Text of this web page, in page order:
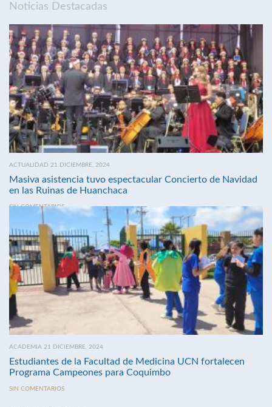
Noticias Destacadas
ACTUALIDAD 21 DICIEMBRE, 2024
Masiva asistencia tuvo espectacular Concierto de Navidad
en las Ruinas de Huanchaca
SIN COMENTARIOS
ACADEMIA 21 DICIEMBRE, 2024
Estudiantes de la Facultad de Medicina UCN fortalecen
Programa Campeones para Coquimbo
SIN COMENTARIOS